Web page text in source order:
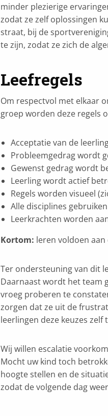
minder plezierige
zodat ze zelf oplossingen
straat, bij de
te zijn, zodat ze zich de
Leefregels
Om respectvol met elkaar
groep worden deze regels
Acceptatie van de
Probleemgedrag wordt
Gewenst gedrag wordt
Leerling wordt actief
Regels worden visueel
Alle disciplines
Leerkrachten worden
Kortom: leren voldoen
Ter ondersteuning van dit
Daarnaast wordt het team
vroeg proberen te
zorgen dat ze uit de
leerlingen deze keuzes zelf
Wij willen escalatie
Mocht uw kind toch
hoogte stellen en de
zodat de volgende dag